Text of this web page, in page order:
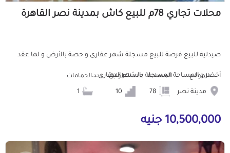
محلات تجاري 78م للبيع كاش بمدينة نصر القاهرة
صيدلية للبيع فرصة للبيع مسجلة شهر عقارى و حصة بالأرض و لها عقد
أخضر و المساحة المسجلة بالشهر العقارى...
الموقع
مدينة نصر
المساحة عدد الطوابق عدد الحمامات
10,500,000 جنيه